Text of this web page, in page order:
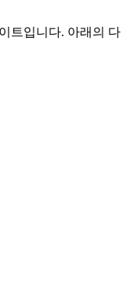
트입니다. 아래의 다